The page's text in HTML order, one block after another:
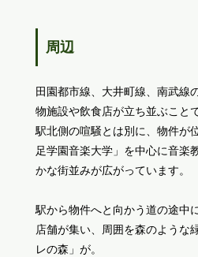
周辺
田園都市線、大井町線、南武線
物施設や飲食店が立ち並ぶこと
駅北側の喧騒とは別に、物件が
足学園音楽大学」を中心に音楽
かな街並みが広がっています。
駅から物件へと向かう道の途中
店舗が集い、周囲を森のような
レの森」が。